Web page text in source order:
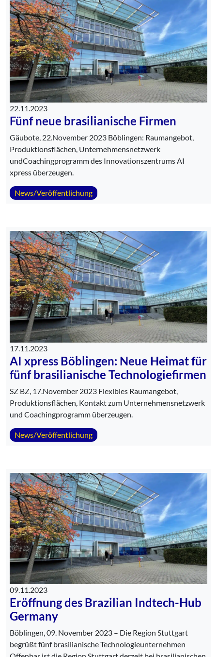
22.11.2023
Fünf neue brasilianische Firmen
Gäubote, 22.November 2023 Böblingen: Raumangebot,
Produktionsflächen, Unternehmensnetzwerk
undCoachingprogramm des Innovationszentrums AI
xpress überzeugen.
News/Veröffentlichung
17.11.2023
AI xpress Böblingen: Neue Heimat für
fünf brasilianische Technologiefirmen
SZ BZ, 17.November 2023 Flexibles Raumangebot,
Produktionsflächen, Kontakt zum Unternehmensnetzwerk
und Coachingprogramm überzeugen.
News/Veröffentlichung
09.11.2023
Eröffnung des Brazilian Indtech-Hub
Germany
Böblingen, 09. November 2023 – Die Region Stuttgart
begrüßt fünf brasilianische Technologieunternehmen